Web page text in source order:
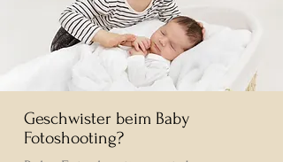
Geschwister beim Baby
Fotoshooting?